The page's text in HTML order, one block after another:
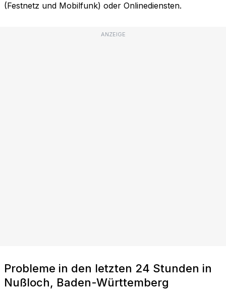
(Festnetz und Mobilfunk) oder Onlinediensten.
ANZEIGE
Probleme in den letzten 24 Stunden in
Nußloch, Baden-Württemberg